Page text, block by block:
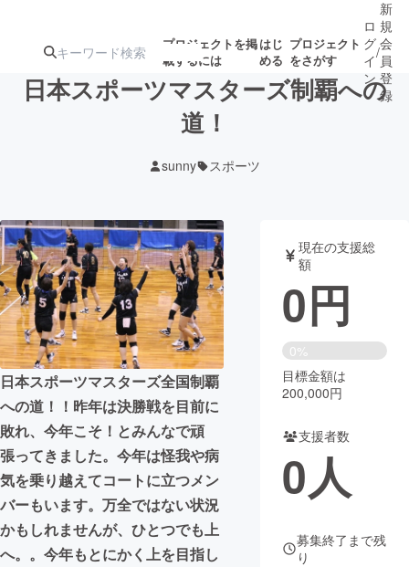
プロジェクトを掲
載するには
はじ
める
プロジェクト
をさがす
ジェクト
ロジェクト
アート・写真 音楽
テクノロジー・ガジェット ゲーム・サ
映像・映画 書籍・雑誌
ビジネス・起業 チャレンジ
まちづくり・地域活性化
CAMPFIRE for Social Good
CAMPFIRE Creation
CAMPFIREふるさと納税 machi-ya
ロ
グ
イ
ン
/
新
規
会
員
登
録
日本スポーツマスターズ制覇への
道！
sunny スポーツ
日本スポーツマスターズ全国制覇
への道！！昨年は決勝戦を目前に
敗れ、今年こそ！とみんなで頑
張ってきました。今年は怪我や病
気を乗り越えてコートに立つメン
バーもいます。万全ではない状況
かもしれませんが、ひとつでも上
へ。。今年もとにかく上を目指し
現在の支援総
額
0円
0%
目標金額は
200,000円
支援者数
0人
募集終了まで残
り